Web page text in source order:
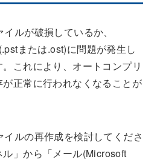
ルが破損しているか、
または.ost)に問題が発生し
これにより、オートコンプリ
正常に行われなくなることが
ルの再作成を検討してくださ
」から「メール(Microsoft